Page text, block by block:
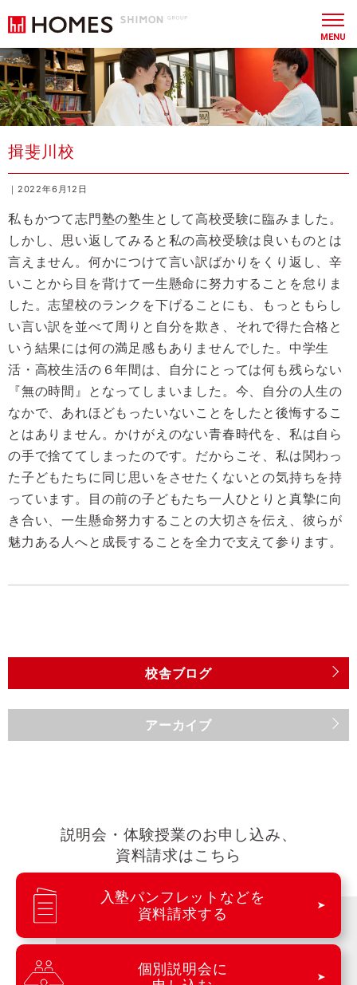
MENU
揖斐川校
｜2022年6月12日
私もかつて志門塾の塾生として高校受験に臨みました。
しかし、思い返してみると私の高校受験は良いものとは
言えません。何かにつけて言い訳ばかりをくり返し、辛
いことから目を背けて一生懸命に努力することを怠りま
した。志望校のランクを下げることにも、もっともらし
い言い訳を並べて周りと自分を欺き、それで得た合格と
いう結果には何の満足感もありませんでした。中学生
活・高校生活の６年間は、自分にとっては何も残らない
『無の時間』となってしまいました。今、自分の人生の
なかで、あれほどもったいないことをしたと後悔するこ
とはありません。かけがえのない青春時代を、私は自ら
の手で捨ててしまったのです。だからこそ、私は関わっ
た子どもたちに同じ思いをさせたくないとの気持ちを持
っています。目の前の子どもたち一人ひとりと真摯に向
き合い、一生懸命努力することの大切さを伝え、彼らが
魅力ある人へと成長することを全力で支えて参ります。
校舎ブログ
アーカイブ
説明会・体験授業のお申し込み、
資料請求はこちら
入塾パンフレットなどを
資料請求する
個別説明会に